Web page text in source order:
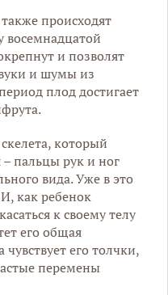
происходят
и позволят
и шумы из
плод достигает
который
пальцы рук и ног
вида. Уже в это
как ребенок
к своему телу
его общая
его толчки,
перемены